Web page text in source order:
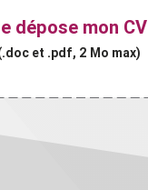
dépose mon CV
et .pdf, 2 Mo max)